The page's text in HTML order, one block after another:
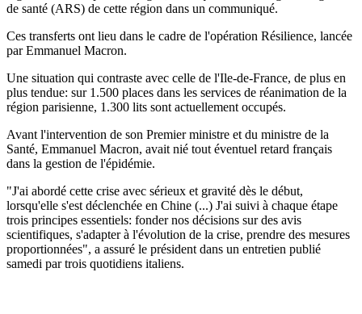
de santé (ARS) de cette région dans un communiqué.
Ces transferts ont lieu dans le cadre de l'opération Résilience, lancée
par Emmanuel Macron.
Une situation qui contraste avec celle de l'Ile-de-France, de plus en
plus tendue: sur 1.500 places dans les services de réanimation de la
région parisienne, 1.300 lits sont actuellement occupés.
Avant l'intervention de son Premier ministre et du ministre de la
Santé, Emmanuel Macron, avait nié tout éventuel retard français
dans la gestion de l'épidémie.
"J'ai abordé cette crise avec sérieux et gravité dès le début,
lorsqu'elle s'est déclenchée en Chine (...) J'ai suivi à chaque étape
trois principes essentiels: fonder nos décisions sur des avis
scientifiques, s'adapter à l'évolution de la crise, prendre des mesures
proportionnées", a assuré le président dans un entretien publié
samedi par trois quotidiens italiens.